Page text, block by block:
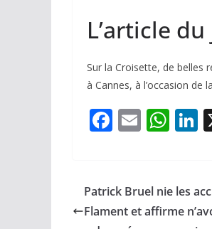
L’article
Sur la Croisette, de belles
à Cannes, à l’occasion de
F
b
o
E
l
W
s
A
e
Patrick Bruel nie les
Flament et affirme